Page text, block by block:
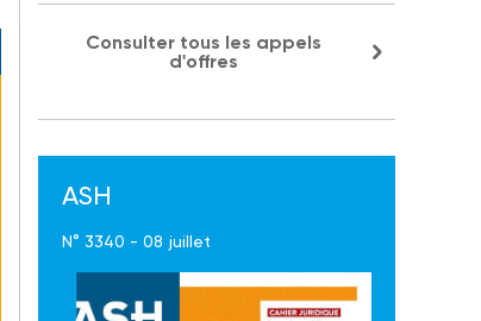
Consulter tous les appels
d'offres
ASH
N° 3340 - 08 juillet